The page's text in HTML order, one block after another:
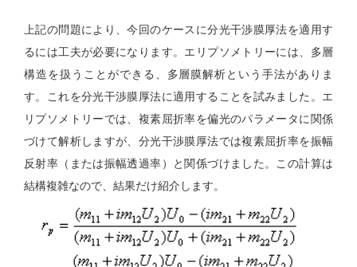
上記の問題により、今回のケースに分光干渉膜厚法を適用す
るには工夫が必要になります。エリプソメトリーには、多層
構造を扱うことができる、多層膜解析という手法がありま
す。これを分光干渉膜厚法に適用することを試みました。エ
リプソメトリーでは、複素屈折率を偏光のパラメータに関係
づけて解析しますが、分光干渉膜厚法では複素屈折率を振幅
反射率（または振幅透過率）と関係づけました。この計算は
結構複雑なので、結果だけ紹介します。